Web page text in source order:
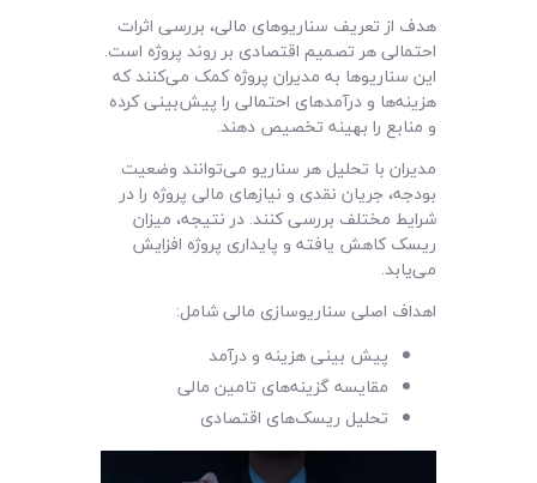
هدف از تعریف سناریوهای مالی، بررسی اثرات
احتمالی هر تصمیم اقتصادی بر روند پروژه است.
این سناریوها به مدیران پروژه کمک می‌کنند که
هزینه‌ها و درآمدهای احتمالی را پیش‌بینی کرده
و منابع را بهینه تخصیص دهند.
مدیران با تحلیل هر سناریو می‌توانند وضعیت
بودجه، جریان نقدی و نیازهای مالی پروژه را در
شرایط مختلف بررسی کنند. در نتیجه، میزان
ریسک کاهش یافته و پایداری پروژه افزایش
می‌یابد.
اهداف اصلی سناریوسازی مالی شامل:
پیش‌ بینی هزینه و درآمد
مقایسه گزینه‌های تامین مالی
تحلیل ریسک‌های اقتصادی